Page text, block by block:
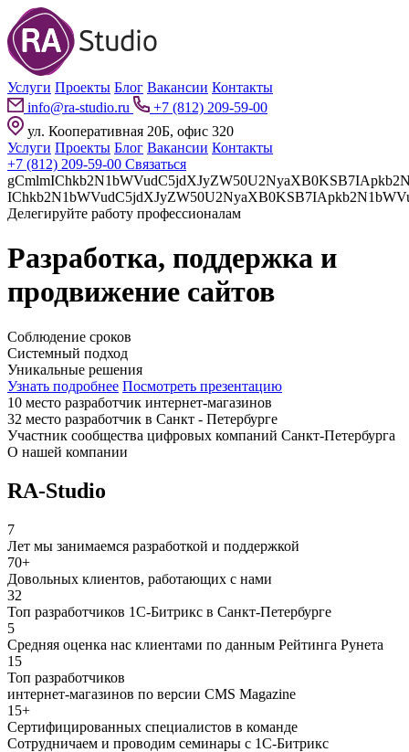
Услуги Проекты Блог Вакансии Контакты
info@ra-studio.ru
+7 (812) 209-59-00
ул. Кооперативная 20Б, офис 320
Услуги Проекты Блог Вакансии Контакты
+7 (812) 209-59-00 Связаться
Делегируйте работу профессионалам
Разработка, поддержка и
продвижение сайтов
Соблюдение сроков
Системный подход
Уникальные решения
Узнать подробнее Посмотреть презентацию
10 место разработчик интернет-магазинов
32 место разработчик в Санкт - Петербурге
Участник сообщества цифровых компаний Санкт-Петербурга
О нашей компании
RA-Studio
7
Лет мы занимаемся разработкой и поддержкой
70+
Довольных клиентов, работающих с нами
32
Топ разработчиков 1С-Битрикс в Санкт-Петербурге
5
Средняя оценка нас клиентами по данным Рейтинга Рунета
15
Топ разработчиков
интернет-магазинов по версии CMS Magazine
15+
Сертифицированных специалистов в команде
Сотрудничаем и проводим семинары с 1С-Битрикс